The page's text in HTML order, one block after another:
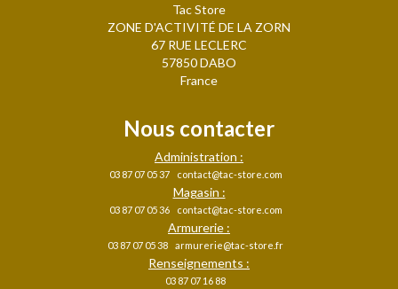
Tac Store
ZONE D'ACTIVITÉ DE LA ZORN
67 RUE LECLERC
57850 DABO
France
Nous contacter
Administration :
03 87 07 05 37 contact@tac-store.com
Magasin :
03 87 07 05 36 contact@tac-store.com
Armurerie :
03 87 07 05 38 armurerie@tac-store.fr
Renseignements :
03 87 07 16 88